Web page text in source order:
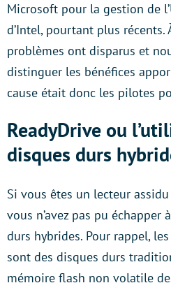
Microsoft pour la gestion de
d’Intel, pourtant plus récents.
problèmes ont disparus et
distinguer les bénéfices
cause était donc les pilotes
ReadyDrive ou
disques durs
Si vous êtes un lecteur
vous n’avez pas pu échapper
durs hybrides. Pour rappel,
sont des disques durs
mémoire flash non volatile